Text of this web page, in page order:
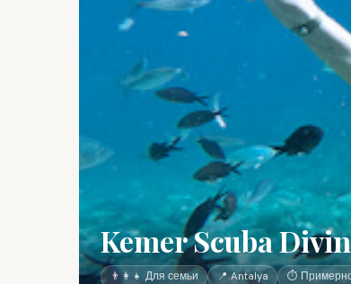
Kemer Scuba
👨‍👩‍👧 Для семьи 📍 Antalya ⏱ Примерно